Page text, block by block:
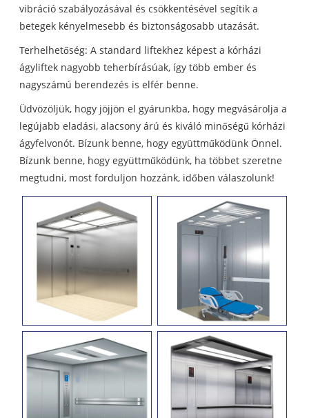
vibráció szabályozásával és csökkentésével segítik a
betegek kényelmesebb és biztonságosabb utazását.
Terhelhetőség: A standard liftekhez képest a kórházi
ágyliftek nagyobb teherbírásúak, így több ember és
nagyszámú berendezés is elfér benne.
Üdvözöljük, hogy jöjjön el gyárunkba, hogy megvásárolja a
legújabb eladási, alacsony árú és kiváló minőségű kórházi
ágyfelvonót. Bízunk benne, hogy együttműködünk Önnel.
Bízunk benne, hogy együttműködünk, ha többet szeretne
megtudni, most forduljon hozzánk, időben válaszolunk!